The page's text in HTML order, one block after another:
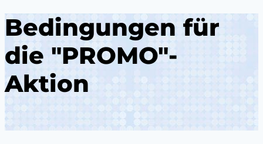
Bedingungen für
die "PROMO"-
Aktion